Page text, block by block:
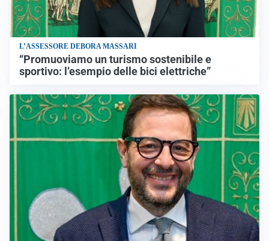
L’ASSESSORE DEBORA MASSARI
“Promuoviamo un turismo sostenibile e
sportivo: l’esempio delle bici elettriche”